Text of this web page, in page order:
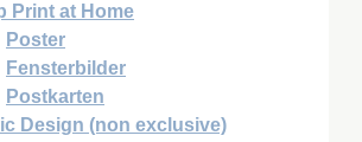
Print at Home
Poster
Fensterbilder
Postkarten
Design (non exclusive)